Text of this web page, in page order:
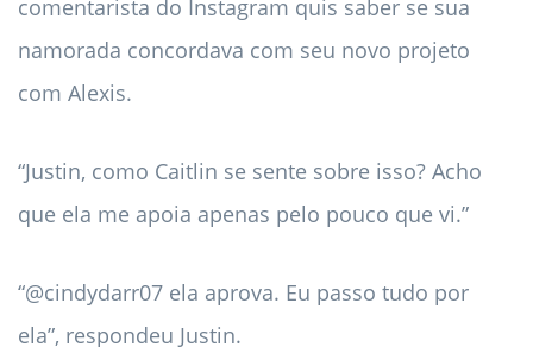
comentarista do Instagram quis saber se sua
namorada concordava com seu novo projeto
com Alexis.
“Justin, como Caitlin se sente sobre isso? Acho
que ela me apoia apenas pelo pouco que vi.”
“@cindydarr07 ela aprova. Eu passo tudo por
ela”, respondeu Justin.